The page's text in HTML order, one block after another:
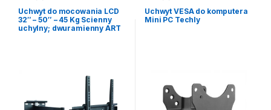
Uchwyt do mocowania LCD
32″ – 50″ – 45 Kg Scienny
uchylny; dwuramienny ART
Uchwyt VESA do komputera
Mini PC Techly